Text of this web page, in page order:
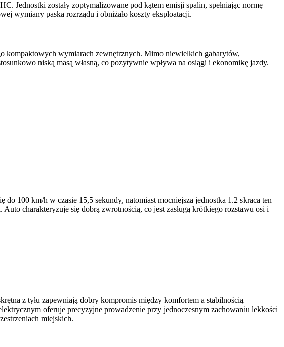
Jednostki zostały zoptymalizowane pod kątem emisji spalin, spełniając normę
wymiany paska rozrządu i obniżało koszty eksploatacji.
kompaktowych wymiarach zewnętrznych. Mimo niewielkich gabarytów,
niską masą własną, co pozytywnie wpływa na osiągi i ekonomikę jazdy.
100 km/h w czasie 15,5 sekundy, natomiast mocniejsza jednostka 1.2 skraca ten
charakteryzuje się dobrą zwrotnością, co jest zasługą krótkiego rozstawu osi i
z tyłu zapewniają dobry kompromis między komfortem a stabilnością
oferuje precyzyjne prowadzenie przy jednoczesnym zachowaniu lekkości
miejskich.